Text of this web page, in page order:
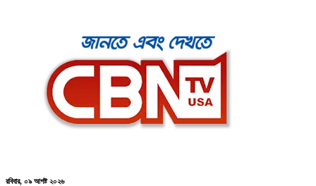
রবিবার, ০৯ আগষ্ট ২০২৬